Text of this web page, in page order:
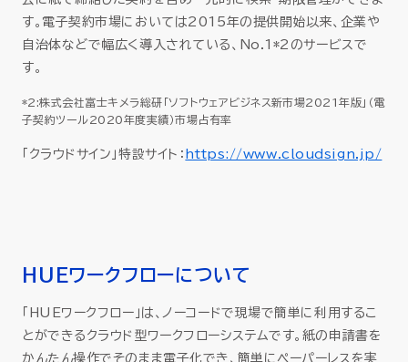
す。電子契約市場においては2015年の提供開始以来、企業や
自治体などで幅広く導入されている、No.1*2のサービスで
す。
*2:株式会社富士キメラ総研「ソフトウェアビジネス新市場2021年版」（電
子契約ツール2020年度実績）市場占有率
「クラウドサイン」特設サイト： https://www.cloudsign.jp/
HUEワークフローについて
「HUEワークフロー」は、ノーコードで現場で簡単に利用するこ
とができるクラウド型ワークフローシステムです。紙の申請書を
かんたん操作でそのまま電子化でき、簡単にペーパーレスを実